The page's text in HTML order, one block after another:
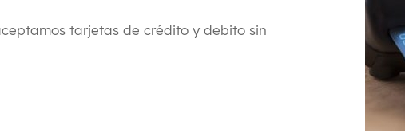
tarjetas de crédito y debito sin